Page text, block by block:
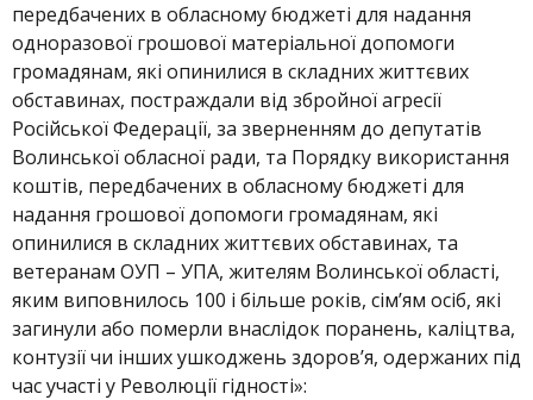
передбачених в обласному бюджеті для надання
одноразової грошової матеріальної допомоги
громадянам, які опинилися в складних життєвих
обставинах, постраждали від збройної агресії
Російської Федерації, за зверненням до депутатів
Волинської обласної ради, та Порядку використання
коштів, передбачених в обласному бюджеті для
надання грошової допомоги громадянам, які
опинилися в складних життєвих обставинах, та
ветеранам ОУП – УПА, жителям Волинської області,
яким виповнилось 100 і більше років, сім’ям осіб, які
загинули або померли внаслідок поранень, каліцтва,
контузії чи інших ушкоджень здоров’я, одержаних під
час участі у Революції гідності»: